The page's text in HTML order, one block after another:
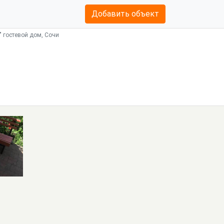
Добавить объект
дом, Сочи